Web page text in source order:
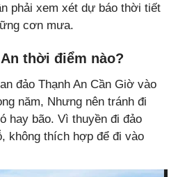
phải xem xét dự báo thời tiết
cơn mưa.
thời điểm nào?
đảo Thạnh An Cần Giờ vào
năm, Nhưng nên tránh đi
hay bão. Vì thuyền đi đảo
không thích hợp để đi vào